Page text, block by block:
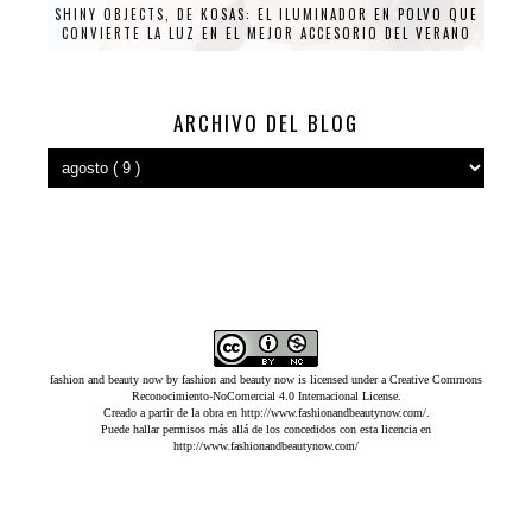
SHINY OBJECTS, DE KOSAS: EL ILUMINADOR EN POLVO QUE
CONVIERTE LA LUZ EN EL MEJOR ACCESORIO DEL VERANO
ARCHIVO DEL BLOG
fashion and beauty now by fashion and beauty now is licensed under a Creative Commons
Reconocimiento-NoComercial 4.0 Internacional License.
Creado a partir de la obra en http://www.fashionandbeautynow.com/.
Puede hallar permisos más allá de los concedidos con esta licencia en
http://www.fashionandbeautynow.com/